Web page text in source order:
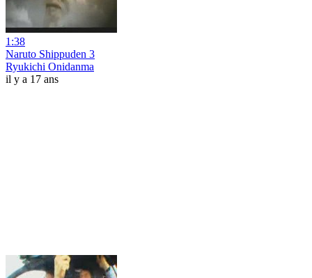
1:38
Naruto Shippuden 3
Ryukichi Onidanma
il y a 17 ans